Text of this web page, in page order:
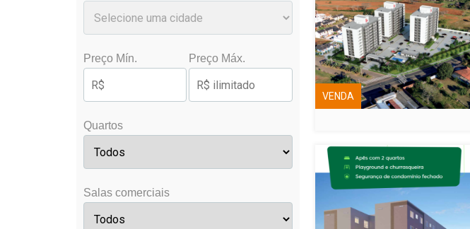
VENDA
Preço Mín. Preço Máx.
Quartos
Salas comerciais